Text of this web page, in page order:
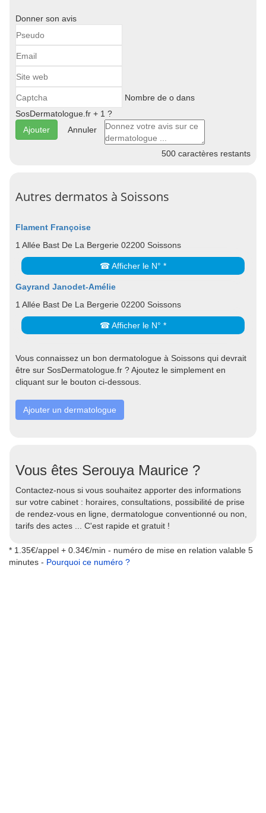
Donner son avis
Nombre de o dans
SosDermatologue.fr + 1 ?
Annuler
500 caractères restants
Autres dermatos à Soissons
Flament Françoise
1 Allée Bast De La Bergerie 02200 Soissons
☎ Afficher le N° *
Gayrand Janodet-Amélie
1 Allée Bast De La Bergerie 02200 Soissons
☎ Afficher le N° *
Vous connaissez un bon dermatologue à Soissons qui devrait
être sur SosDermatologue.fr ? Ajoutez le simplement en
cliquant sur le bouton ci-dessous.
Ajouter un dermatologue
Vous êtes Serouya Maurice ?
Contactez-nous si vous souhaitez apporter des informations
sur votre cabinet : horaires, consultations, possibilité de prise
de rendez-vous en ligne, dermatologue conventionné ou non,
tarifs des actes ... C'est rapide et gratuit !
* 1.35€/appel + 0.34€/min - numéro de mise en relation valable 5
minutes - Pourquoi ce numéro ?